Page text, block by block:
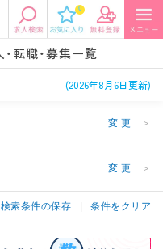
0
転職・募集一覧
(2026年8月6日更新)
駅・路線から探す
・四国
に戻る
、夜勤なし可など
業務
、外来など
わり条件
変更 ＞
変更 ＞
索条件の保存 条件をクリア